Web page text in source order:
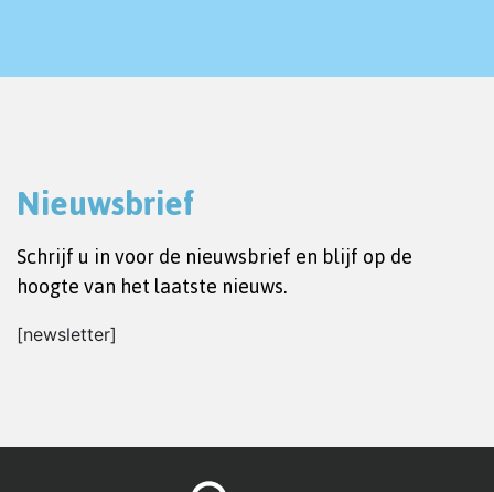
Nieuwsbrief
Schrijf u in voor de nieuwsbrief en blijf op de
hoogte van het laatste nieuws.
[newsletter]